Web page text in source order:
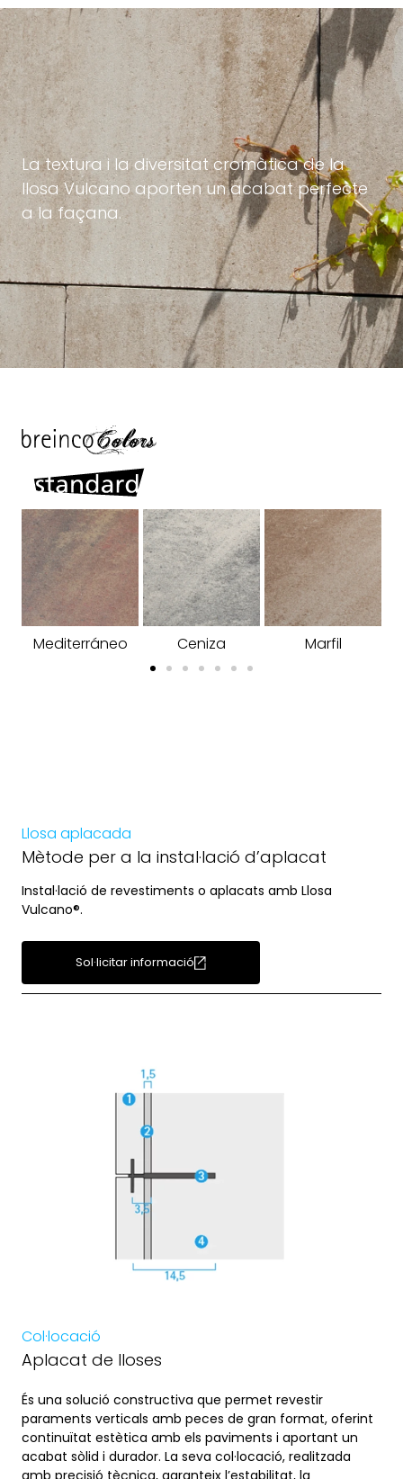
La textura i la diversitat cromàtica de la
llosa Vulcano aporten un acabat perfecte
a la façana.
Mediterráneo Ceniza Marfil
Llosa aplacada
Mètode per a la instal·lació d’aplacat
Instal·lació de revestiments o aplacats amb Llosa
Vulcano®.
Sol·licitar informació
Col·locació
Aplacat de lloses
És una solució constructiva que permet revestir
paraments verticals amb peces de gran format, oferint
continuïtat estètica amb els paviments i aportant un
acabat sòlid i durador. La seva col·locació, realitzada